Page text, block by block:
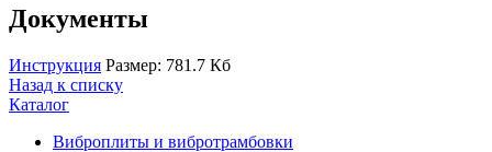
Документы
Инструкция Размер: 781.7 Кб
Назад к списку
Каталог
Виброплиты и вибротрамбовки